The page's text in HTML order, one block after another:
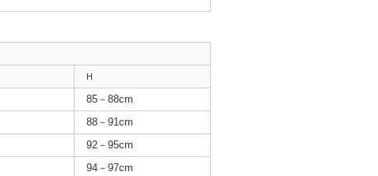
H
85－88cm
88－91cm
92－95cm
94－97cm